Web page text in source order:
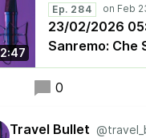
2:47
Ep. 284
23/02/2026
Sanremo: Che
0
Travel Bullet